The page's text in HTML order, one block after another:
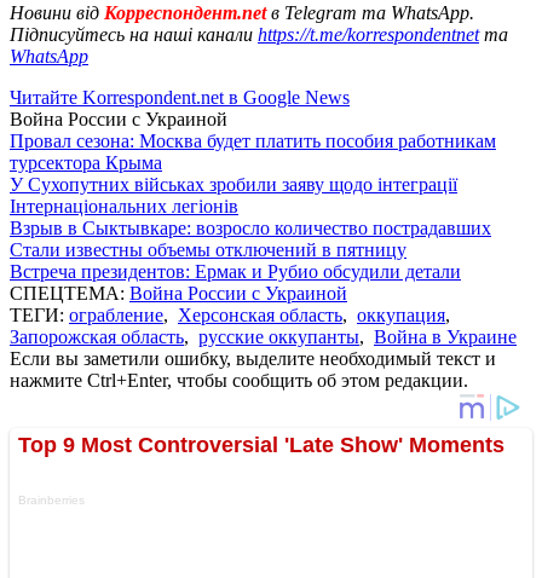
Новини від Корреспондент.netв Telegram та WhatsApp.
Підписуйтесь на наші канали https://t.me/korrespondentnetта
WhatsApp
Читайте Korrespondent.net в Google News
Война России с Украиной
Провал сезона: Москва будет платить пособия работникам
турсектора Крыма
У Сухопутних військах зробили заяву щодо інтеграції
Інтернаціональних легіонів
Взрыв в Сыктывкаре: возросло количество пострадавших
Стали известны объемы отключений в пятницу
Встреча президентов: Ермак и Рубио обсудили детали
СПЕЦТЕМА: Война России с Украиной
ТЕГИ: ограбление, Херсонская область, оккупация,
Запорожская область, русские оккупанты, Война в Украине
Если вы заметили ошибку, выделите необходимый текст и
нажмите Ctrl+Enter, чтобы сообщить об этом редакции.